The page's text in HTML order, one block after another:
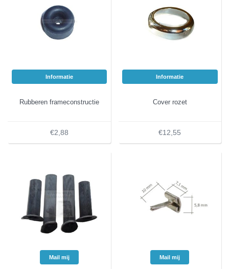
Informatie
Rubberen frameconstructie
€2,88
Informatie
Cover rozet
€12,55
Mail mij Mail mij